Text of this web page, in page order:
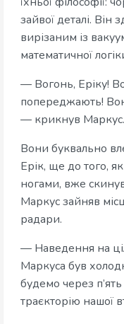
зайвої деталі.
вирізаним із
математичної
— Вогонь, Еріку!
попереджають!
— крикнув Маркус.
Вони буквально
Ерік, ще до того,
ногами, вже
Маркус зайняв
радари.
— Наведення на
Маркуса був
будемо через
траєкторію нашої